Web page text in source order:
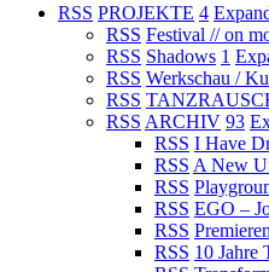
RSS PROJEKTE 4
RSS Festival // on
RSS Shadows 1
RSS Werkschau /
RSS
RSS ARCHIV 93
RSS I Have
RSS A New
RSS
RSS EGO –
RSS Premieren
RSS 10